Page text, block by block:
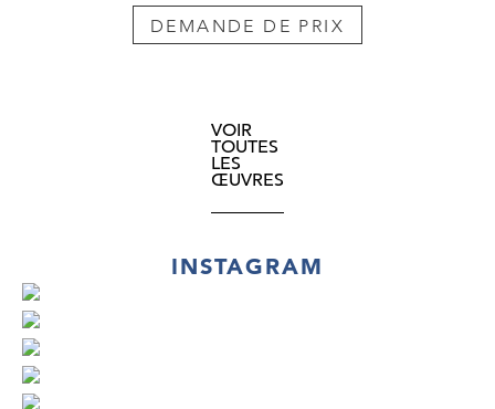
DEMANDE DE PRIX
VOIR
TOUTES
LES
ŒUVRES
INSTAGRAM